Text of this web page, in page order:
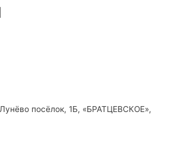
посёлок, 1Б, «БРАТЦЕВСКОЕ»,